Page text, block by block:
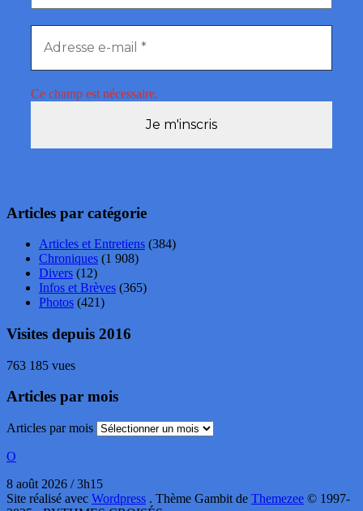
Ce champ est nécessaire.
Articles par catégorie
Articles et Entretiens (384)
Chroniques (1 908)
Divers (12)
Infos et Brèves (365)
Photos (421)
Visites depuis 2016
763 185 vues
Articles par mois
Articles par mois
O
8 août 2026 / 3h15
Site réalisé avec Wordpress . Thème Gambit de Themezee © 1997-